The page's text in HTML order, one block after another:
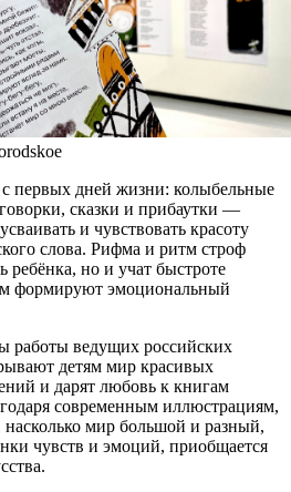
первых дней жизни: колыбельные
сказки и прибаутки —
и чувствовать красоту
слова. Рифма и ритм строф
ребёнка, но и учат быстроте
формируют эмоциональный
работы ведущих российских
детям мир красивых
и дарят любовь к книгам
современным иллюстрациям,
мир большой и разный,
чувств и эмоций, приобщается